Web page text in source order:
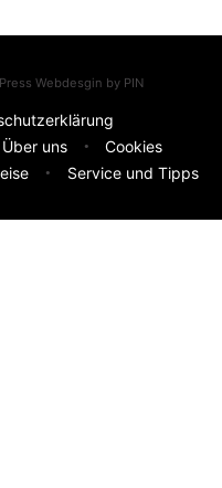
Webdesgin by PIN
Über uns
Cookies
Service und Tipps